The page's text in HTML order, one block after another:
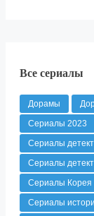
Все сериалы
Дорамы
Сериалы 2023
Сериалы
Сериалы
Сериалы Корея
Сериалы